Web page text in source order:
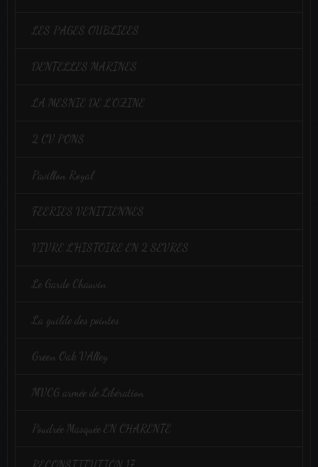
LES PAGES OUBLIEES
DENTELLES MARINES
LA MESNIE DE L'OZINE
2 CV PONS
Pavillon Royal
FEERIES VENITIENNES
VIVRE L'HISTOIRE EN 2 SEVRES
Le Garde Chauvin
La guilde des pointes
Green Oak VAlley
MVCG armée de Libération
Poudrée Masquée EN CHARENTE